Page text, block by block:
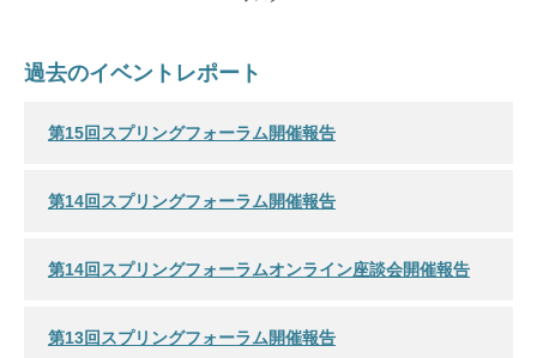
過去のイベントレポート
第15回スプリングフォーラム開催報告
第14回スプリングフォーラム開催報告
第14回スプリングフォーラムオンライン座談会開催報告
第13回スプリングフォーラム開催報告